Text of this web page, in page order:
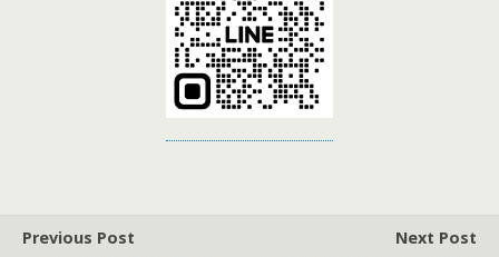
Previous Post
Next Post